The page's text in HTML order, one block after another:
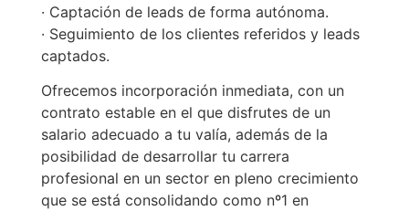
· Captación de leads de forma autónoma.
· Seguimiento de los clientes referidos y leads
captados.
Ofrecemos incorporación inmediata, con un
contrato estable en el que disfrutes de un
salario adecuado a tu valía, además de la
posibilidad de desarrollar tu carrera
profesional en un sector en pleno crecimiento
que se está consolidando como nº1 en